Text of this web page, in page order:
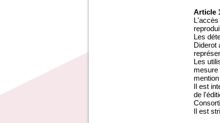
Article
L'accès
Les
Diderot
Les
mesure
mention
Il est
de
Il est